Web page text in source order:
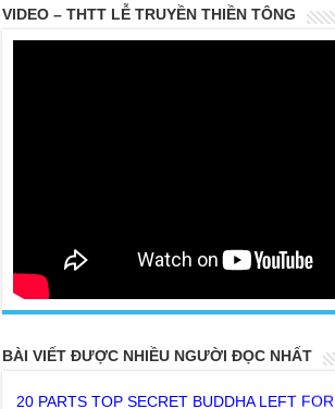
VIDEO – THTT LỄ TRUYỀN THIỀN TÔNG
BÀI VIẾT ĐƯỢC NHIỀU NGƯỜI ĐỌC NHẤT
20 PARTS TOP SECRET BUDDHA LEFT
THE TRUTH OF THE EARTH